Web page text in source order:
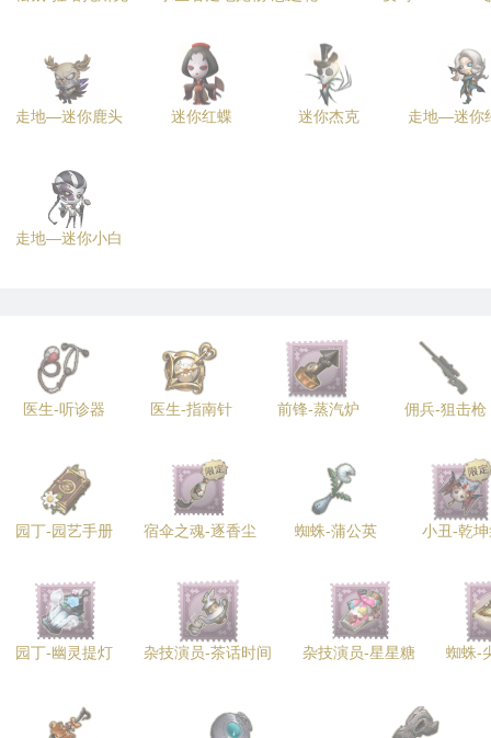
走地—迷你鹿头 迷你红蝶 迷你杰克 走地—迷你
走地—迷你小白
医生-听诊器 医生-指南针 前锋-蒸汽炉 佣兵-狙击枪
园丁-园艺手册 宿伞之魂-逐香尘 蜘蛛-蒲公英 小丑-乾
园丁-幽灵提灯 杂技演员-茶话时间 杂技演员-星星糖 蜘蛛-